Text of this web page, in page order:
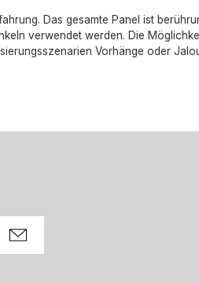
Das gesamte Panel ist
verwendet werden. Die
Vorhänge oder